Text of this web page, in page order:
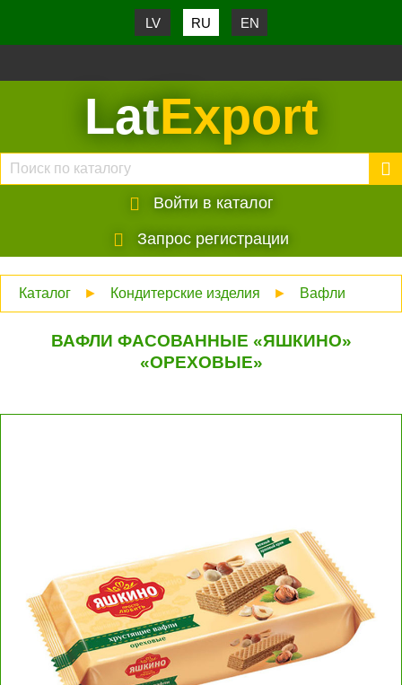
LV RU EN
LatExport
Войти в каталог
Запрос регистрации
Каталог ► Кондитерские изделия ► Вафли
ВАФЛИ ФАСОВАННЫЕ «ЯШКИНО»
«ОРЕХОВЫЕ»